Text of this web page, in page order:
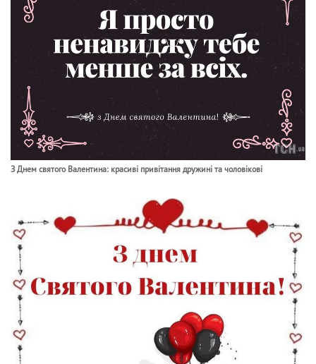
З Днем святого Валентина: красиві привітання дружині та чоловікові